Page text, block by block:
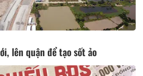
lên quận để tạo sốt ảo